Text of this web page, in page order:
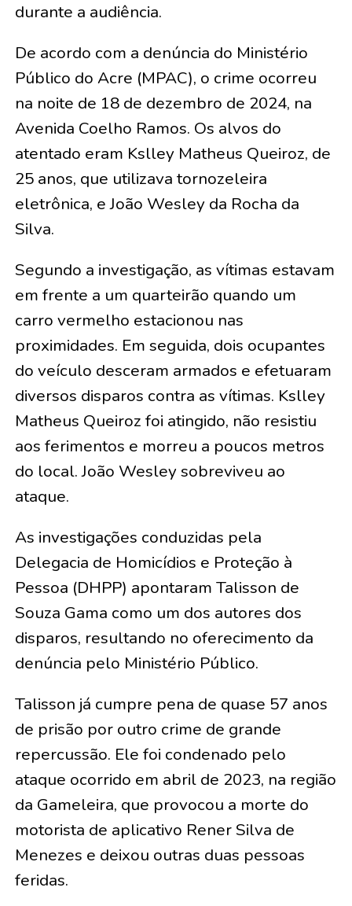
durante a audiência.
De acordo com a denúncia do Ministério
Público do Acre (MPAC), o crime ocorreu
na noite de 18 de dezembro de 2024, na
Avenida Coelho Ramos. Os alvos do
atentado eram Kslley Matheus Queiroz, de
25 anos, que utilizava tornozeleira
eletrônica, e João Wesley da Rocha da
Silva.
Segundo a investigação, as vítimas estavam
em frente a um quarteirão quando um
carro vermelho estacionou nas
proximidades. Em seguida, dois ocupantes
do veículo desceram armados e efetuaram
diversos disparos contra as vítimas. Kslley
Matheus Queiroz foi atingido, não resistiu
aos ferimentos e morreu a poucos metros
do local. João Wesley sobreviveu ao
ataque.
As investigações conduzidas pela
Delegacia de Homicídios e Proteção à
Pessoa (DHPP) apontaram Talisson de
Souza Gama como um dos autores dos
disparos, resultando no oferecimento da
denúncia pelo Ministério Público.
Talisson já cumpre pena de quase 57 anos
de prisão por outro crime de grande
repercussão. Ele foi condenado pelo
ataque ocorrido em abril de 2023, na região
da Gameleira, que provocou a morte do
motorista de aplicativo Rener Silva de
Menezes e deixou outras duas pessoas
feridas.